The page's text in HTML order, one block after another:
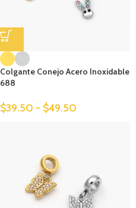
Colgante Conejo Acero Inoxidable
688
$39.50 - $49.50